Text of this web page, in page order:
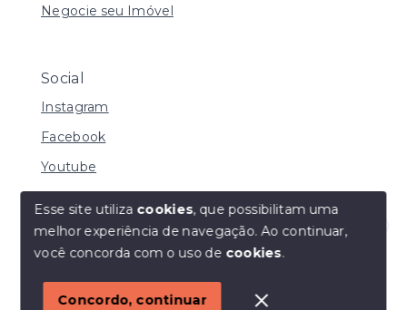
Olá! Estamos disponíveis para te ajudar.
Negocie seu Imóvel
Social
Instagram
Facebook
Youtube
© Copyright 2026 - I URBE CONSULTORIA
IMOBILIÁRIA | CRECI 33.934 J - Todos os direitos
SITE PARA IMOBILIARIA
Esse site utiliza cookies, que possibilitam uma
melhor experiência de navegação.Ao continuar,
você concorda com o uso de cookies.
Concordo, continuar